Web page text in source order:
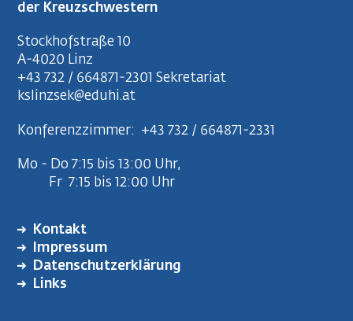
der Kreuzschwestern
Stockhofstraße 10
A-4020 Linz
+43 732 / 664871-2301 Sekretariat
kslinzsek@eduhi.at
Konferenzzimmer: +43 732 / 664871-2331
Mo - Do 7:15 bis 13:00 Uhr,
Fr 7:15 bis 12:00 Uhr
FUSSZEILENMENÜ
Kontakt
Impressum
Datenschutzerklärung
Links